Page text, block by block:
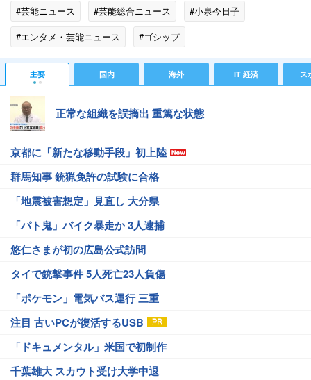
#芸能ニュース #芸能総合ニュース
#小泉今日子
#エンタメ・芸能ニュース
#ゴシップ
主要 国内 海外 IT 経済 ス
正常な組織を誤摘出 重篤な状態
京都に「新たな移動手段」初上陸
群馬知事 銃猟免許の試験に合格
「地震被害想定」見直し 大分県
「パト鬼」バイク暴走か 3人逮捕
悠仁さまが初の広島公式訪問
タイで銃撃事件 5人死亡23人負傷
「ポケモン」電気バス運行 三重
注目 古いPCが復活するUSB
「ドキュメンタル」米国で初制作
千葉雄大 スカウト受け大学中退